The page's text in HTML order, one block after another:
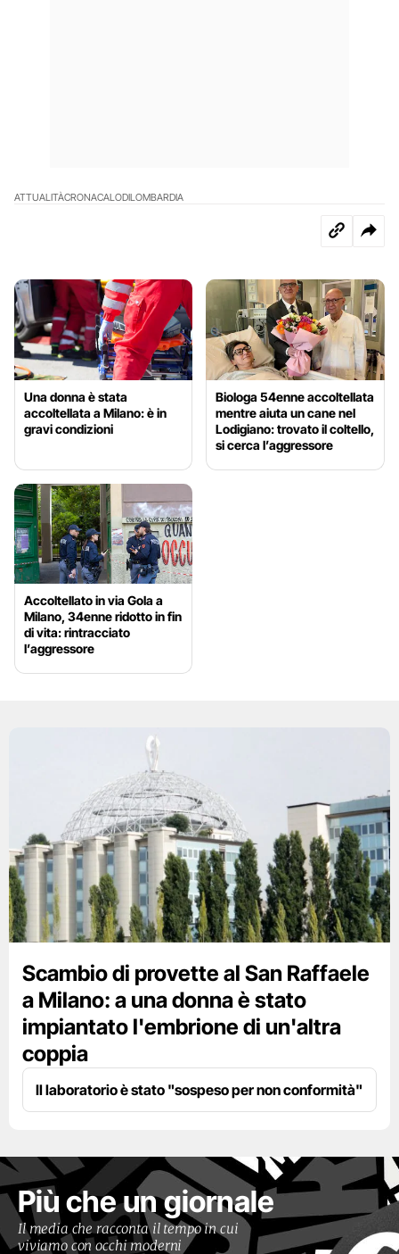
ATTUALITÀCRONACALODILOMBARDIA
Una donna è stata
accoltellata a Milano: è in
gravi condizioni
Biologa 54enne accoltellata
mentre aiuta un cane nel
Lodigiano: trovato il coltello,
si cerca l’aggressore
Accoltellato in via Gola a
Milano, 34enne ridotto in fin
di vita: rintracciato
l’aggressore
Scambio di provette al San Raffaele
a Milano: a una donna è stato
impiantato l'embrione di un'altra
coppia
Il laboratorio è stato "sospeso per non conformità"
Più che un giornale
Il media che racconta il tempo in cui
viviamo con occhi moderni